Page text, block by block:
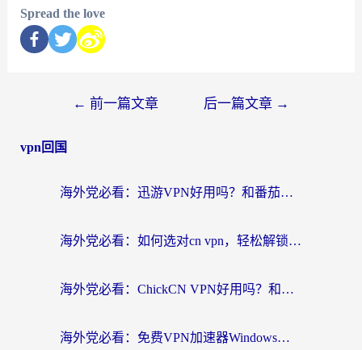
Spread the love
← 前一篇文章 后一篇文章 →
vpn回国
海外党必看：迅游VPN好用吗？和番茄加速器VPN对比哪个回国效果更好？
海外党必看：如何选对cn vpn，轻松解锁国内影音游戏？
海外党必看：ChickCN VPN好用吗？和星河VPN对比哪个回国效果更好？附真实体验+避坑指南
海外党必看：免费VPN加速器Windows版怎么选？附真实测评与无缝访问国内资源指南